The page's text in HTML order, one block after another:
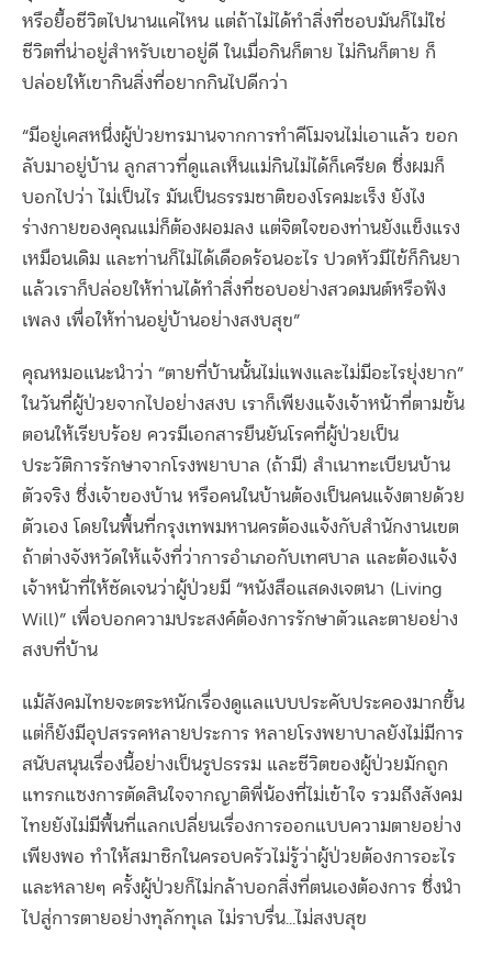
หรือยื้อชีวิตไปนานแค่ไหน แต่ถ้าไม่ได้ทำสิ่งที่ชอบมันก็ไม่ใช่
ชีวิตที่น่าอยู่สำหรับเขาอยู่ดี ในเมื่อกินก็ตาย ไม่กินก็ตาย ก็
ปล่อยให้เขากินสิ่งที่อยากกินไปดีกว่า
“มีอยู่เคสหนึ่งผู้ป่วยทรมานจากการทำคีโมจนไม่เอาแล้ว ขอก
ลับมาอยู่บ้าน ลูกสาวที่ดูแลเห็นแม่กินไม่ได้ก็เครียด ซึ่งผมก็
บอกไปว่า ไม่เป็นไร มันเป็นธรรมชาติของโรคมะเร็ง ยังไง
ร่างกายของคุณแม่ก็ต้องผอมลง แต่จิตใจของท่านยังแข็งแรง
เหมือนเดิม และท่านก็ไม่ได้เดือดร้อนอะไร ปวดหัวมีไข้ก็กินยา
แล้วเราก็ปล่อยให้ท่านได้ทำสิ่งที่ชอบอย่างสวดมนต์หรือฟัง
เพลง เพื่อให้ท่านอยู่บ้านอย่างสงบสุข”
คุณหมอแนะนำว่า “ตายที่บ้านนั้นไม่แพงและไม่มีอะไรยุ่งยาก”
ในวันที่ผู้ป่วยจากไปอย่างสงบ เราก็เพียงแจ้งเจ้าหน้าที่ตามขั้น
ตอนให้เรียบร้อย ควรมีเอกสารยืนยันโรคที่ผู้ป่วยเป็น
ประวัติการรักษาจากโรงพยาบาล (ถ้ามี) สำเนาทะเบียนบ้าน
ตัวจริง ซึ่งเจ้าของบ้าน หรือคนในบ้านต้องเป็นคนแจ้งตายด้วย
ตัวเอง โดยในพื้นที่กรุงเทพมหานครต้องแจ้งกับสำนักงานเขต
ถ้าต่างจังหวัดให้แจ้งที่ว่าการอำเภอกับเทศบาล และต้องแจ้ง
เจ้าหน้าที่ให้ชัดเจนว่าผู้ป่วยมี “หนังสือแสดงเจตนา (Living
Will)” เพื่อบอกความประสงค์ต้องการรักษาตัวและตายอย่าง
สงบที่บ้าน
แม้สังคมไทยจะตระหนักเรื่องดูแลแบบประคับประคองมากขึ้น
แต่ก็ยังมีอุปสรรคหลายประการ หลายโรงพยาบาลยังไม่มีการ
สนับสนุนเรื่องนี้อย่างเป็นรูปธรรม และชีวิตของผู้ป่วยมักถูก
แทรกแซงการตัดสินใจจากญาติพี่น้องที่ไม่เข้าใจ รวมถึงสังคม
ไทยยังไม่มีพื้นที่แลกเปลี่ยนเรื่องการออกแบบความตายอย่าง
เพียงพอ ทำให้สมาชิกในครอบครัวไม่รู้ว่าผู้ป่วยต้องการอะไร
และหลายๆ ครั้งผู้ป่วยก็ไม่กล้าบอกสิ่งที่ตนเองต้องการ ซึ่งนำ
ไปสู่การตายอย่างทุลักทุเล ไม่ราบรื่น…ไม่สงบสุข